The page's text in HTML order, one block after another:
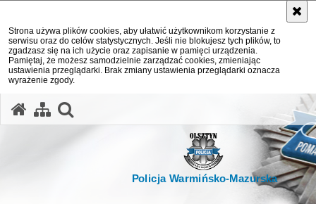
Strona używa plików cookies, aby ułatwić użytkownikom korzystanie z
serwisu oraz do celów statystycznych. Jeśli nie blokujesz tych plików, to
zgadzasz się na ich użycie oraz zapisanie w pamięci urządzenia.
Pamiętaj, że możesz samodzielnie zarządzać cookies, zmieniając
ustawienia przeglądarki. Brak zmiany ustawienia przeglądarki oznacza
wyrażenie zgody.
Policja Warmińsko-Mazurska